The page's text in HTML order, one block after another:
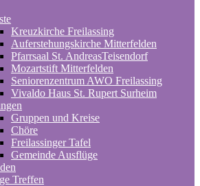
Kreuzkirche Freilassing
Auferstehungskirche Mitterfelden
Pfarrsaal St. AndreasTeisendorf
Mozartstift Mitterfelden
Seniorenzentrum AWO Freilassing
Vivaldo Haus St. Rupert Surheim
Gruppen und Kreise
Chöre
Freilassinger Tafel
Gemeinde Ausflüge
Treffen